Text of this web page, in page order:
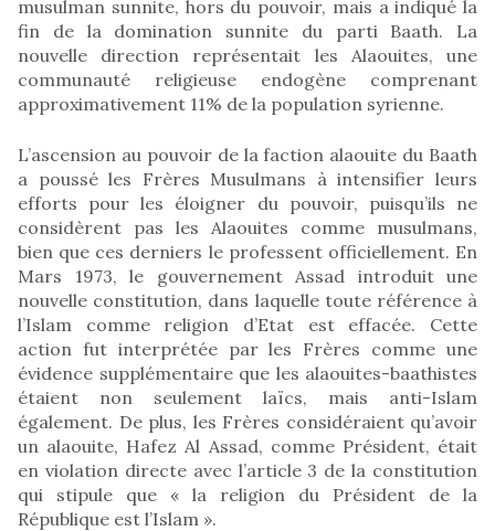
musulman sunnite, hors du pouvoir, mais a indiqué la
fin de la domination sunnite du parti Baath. La
nouvelle direction représentait les Alaouites, une
communauté religieuse endogène comprenant
approximativement 11% de la population syrienne.
L’ascension au pouvoir de la faction alaouite du Baath
a poussé les Frères Musulmans à intensifier leurs
efforts pour les éloigner du pouvoir, puisqu’ils ne
considèrent pas les Alaouites comme musulmans,
bien que ces derniers le professent officiellement. En
Mars 1973, le gouvernement Assad introduit une
nouvelle constitution, dans laquelle toute référence à
l’Islam comme religion d’Etat est effacée. Cette
action fut interprétée par les Frères comme une
évidence supplémentaire que les alaouites-baathistes
étaient non seulement laïcs, mais anti-Islam
également. De plus, les Frères considéraient qu’avoir
un alaouite, Hafez Al Assad, comme Président, était
en violation directe avec l’article 3 de la constitution
qui stipule que « la religion du Président de la
République est l’Islam ».